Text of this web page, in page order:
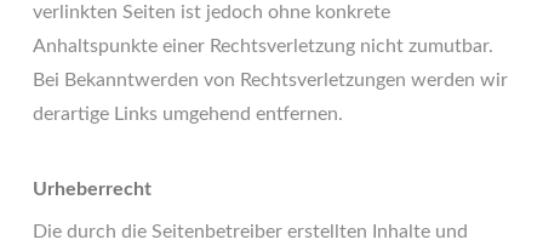
verlinkten Seiten ist jedoch ohne konkrete
Anhaltspunkte einer Rechtsverletzung nicht zumutbar.
Bei Bekanntwerden von Rechtsverletzungen werden wir
derartige Links umgehend entfernen.
Urheberrecht
Die durch die Seitenbetreiber erstellten Inhalte und